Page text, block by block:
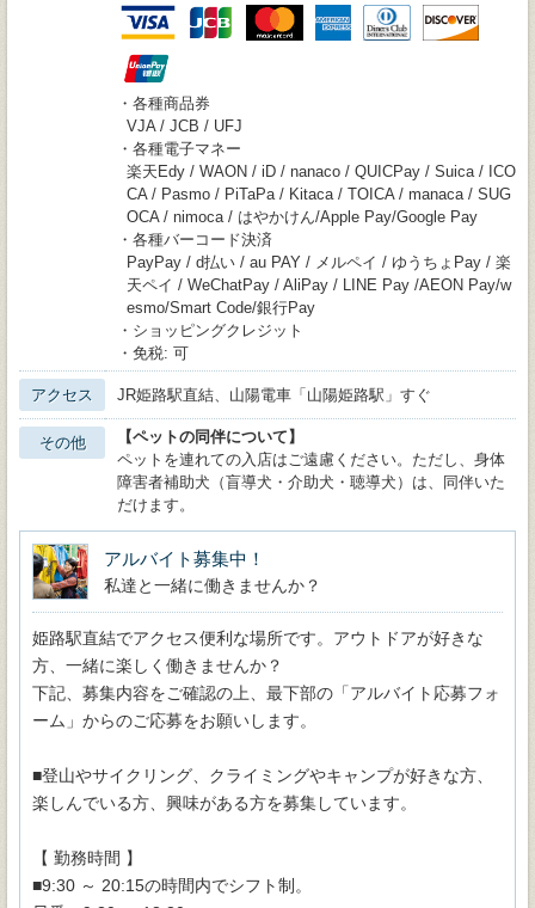
・各種商品券
VJA / JCB / UFJ
・各種電子マネー
楽天Edy / WAON / iD / nanaco / QUICPay / Suica / ICO
CA / Pasmo / PiTaPa / Kitaca / TOICA / manaca / SUG
OCA / nimoca / はやかけん/Apple Pay/Google Pay
・各種バーコード決済
PayPay / d払い / au PAY / メルペイ / ゆうちょPay / 楽
天ペイ / WeChatPay / AliPay / LINE Pay /AEON Pay/w
esmo/Smart Code/銀行Pay
・ショッピングクレジット
・免税: 可
アクセス JR姫路駅直結、山陽電車「山陽姫路駅」すぐ
その他
【ペットの同伴について】
ペットを連れての入店はご遠慮ください。ただし、身体
障害者補助犬（盲導犬・介助犬・聴導犬）は、同伴いた
だけます。
アルバイト募集中！
私達と一緒に働きませんか？
姫路駅直結でアクセス便利な場所です。アウトドアが好きな
方、一緒に楽しく働きませんか？
下記、募集内容をご確認の上、最下部の「アルバイト応募フォ
ーム」からのご応募をお願いします。
■登山やサイクリング、クライミングやキャンプが好きな方、
楽しんでいる方、興味がある方を募集しています。
【 勤務時間 】
■9:30 ～ 20:15の時間内でシフト制。